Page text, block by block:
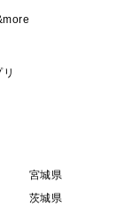
宮城県
茨城県